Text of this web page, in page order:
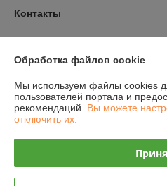
Контакты
График работы
Полная версия сайта
Сайт создан на платформе
Обработка файлов cookie
Мы используем файлы cookies
пользователей портала и
рекомендаций. Вы можете
отключить их.